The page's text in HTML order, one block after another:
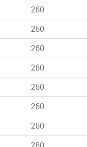
260
260
260
260
260
260
260